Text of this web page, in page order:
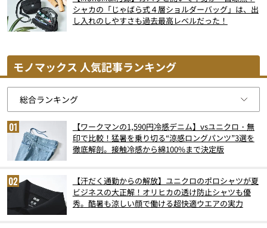
シャカの「じゃばら式４層ショルダーバッグ」は、出
し入れのしやすさも過去最高レベルだった！
モノマックス 人気記事ランキング
【ワークマンの1,590円冷感デニム】vsユニクロ・無
印で比較！猛暑を乗り切る“涼感ロングパンツ”3選を
徹底解剖。接触冷感から綿100%まで決定版
【汗だく通勤からの解放】ユニクロのポロシャツが夏
ビジネスの大正解！オリヒカの透け防止シャツも優
秀。酷暑も涼しい顔で働ける超快適ウエアの実力